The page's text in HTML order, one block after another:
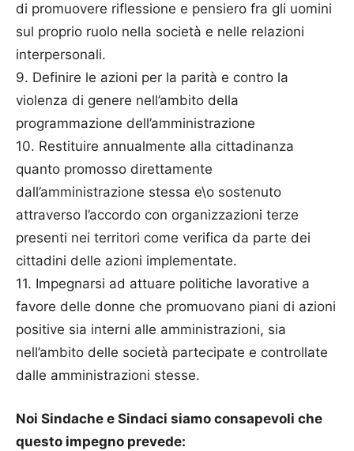
di promuovere riflessione e pensiero fra gli uomini
sul proprio ruolo nella società e nelle relazioni
interpersonali.
9. Definire le azioni per la parità e contro la
violenza di genere nell’ambito della
programmazione dell’amministrazione
10. Restituire annualmente alla cittadinanza
quanto promosso direttamente
dall’amministrazione stessa e\o sostenuto
attraverso l’accordo con organizzazioni terze
presenti nei territori come verifica da parte dei
cittadini delle azioni implementate.
11. Impegnarsi ad attuare politiche lavorative a
favore delle donne che promuovano piani di azioni
positive sia interni alle amministrazioni, sia
nell’ambito delle società partecipate e controllate
dalle amministrazioni stesse.
Noi Sindache e Sindaci siamo consapevoli che
questo impegno prevede: